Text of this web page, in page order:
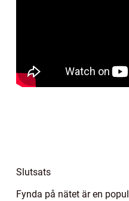
Slutsats
Fynda på nätet är en